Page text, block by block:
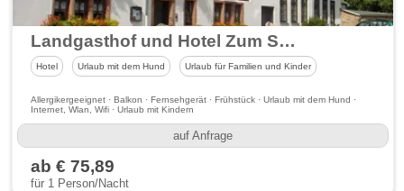
Landgasthof und Hotel Zum Schwan
Hotel Urlaub mit dem Hund Urlaub für Familien und Kinder
Allergikergeeignet · Balkon · Fernsehgerät · Frühstück · Urlaub mit dem Hund ·
Internet, Wlan, Wifi · Urlaub mit Kindern
auf Anfrage
ab € 75,89
für 1 Person/Nacht